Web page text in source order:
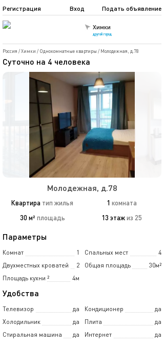
Химки
другой город
Подать объявление
Регистрация Вход
Россия /Химки / Однокомнатные квартиры / Молодежная, д.78
Суточно на 4 человека
Молодежная, д.78
Квартира тип жилья 1 комната
30 м² площадь 13 этажиз 25
Параметры
Комнат 1 Спальных мест
4
Двухместных кроватей
2 Общая площадь
30м²
Площадь кухни
4м
²
Удобства
Телевизор да Кондиционер
да
Холодильник
да Плита
да
Стиральная машина
да Интернет да